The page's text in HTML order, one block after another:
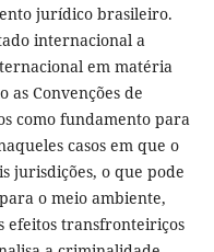
jurídico brasileiro.
internacional a
em matéria
as Convenções de
como fundamento para
casos em que o
jurisdições, o que pode
o meio ambiente,
efeitos transfronteiriços